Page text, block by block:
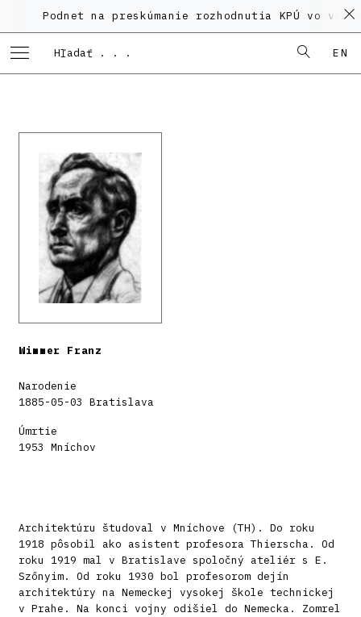
Podnet na preskúmanie rozhodnutia KPÚ vo veci
EN
Wimmer Franz
Narodenie
1885-05-03 Bratislava
Úmrtie
1953 Mníchov
Architektúru študoval v Mníchove (TH). Do roku
1918 pôsobil ako asistent profesora Thierscha. Od
roku 1919 mal v Bratislave spoločný ateliér s E.
Szőnyim. Od roku 1930 bol profesorom dejín
architektúry na Nemeckej vysokej škole technickej
v Prahe. Na konci vojny odišiel do Nemecka. Zomrel